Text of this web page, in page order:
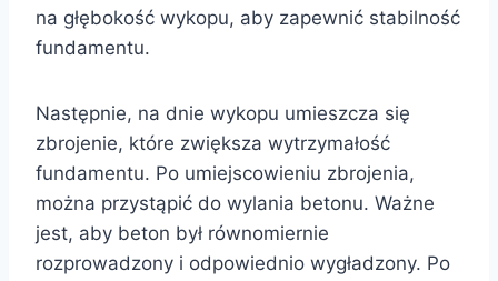
na głębokość wykopu, aby zapewnić stabilność
fundamentu.
Następnie, na dnie wykopu umieszcza się
zbrojenie, które zwiększa wytrzymałość
fundamentu. Po umiejscowieniu zbrojenia,
można przystąpić do wylania betonu. Ważne
jest, aby beton był równomiernie
rozprowadzony i odpowiednio wygładzony. Po